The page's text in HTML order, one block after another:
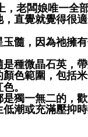
，老闆娘唯一全
直覺就覺得很
髓，因為祂擁
種微晶石英，
色範圍，包括
。
獨一無二的，
潮或充滿壓抑